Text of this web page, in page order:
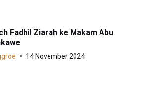
Fadhil Ziarah ke Makam Abu
14 November 2024